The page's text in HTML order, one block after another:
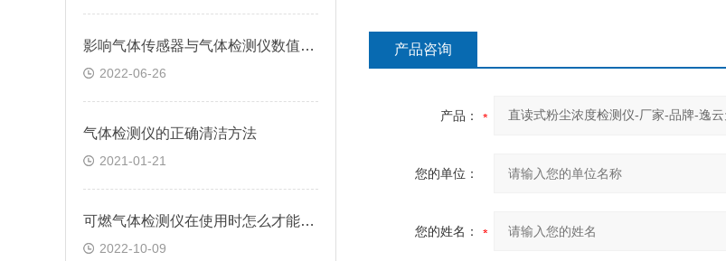
影响气体传感器与气体检测仪数值的主要因素
2022-06-26
气体检测仪的正确清洁方法
2021-01-21
可燃气体检测仪在使用时怎么才能提高检测准确度
2022-10-09
产品咨询
产品：
您的单位：
您的姓名：